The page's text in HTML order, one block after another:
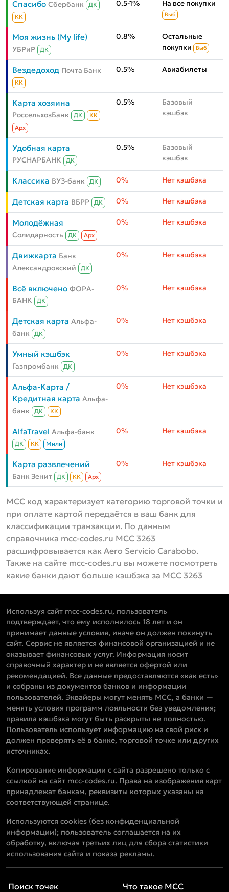
Спасибо Сбербанк
ДК
КК
0.5-1% На все покупки
Выб
Моя жизнь (My life)
УБРиР ДК
0.8%
Остальные
покупки
Выб
Вездедоход Почта Банк
КК
0.5% Авиабилеты
Карта хозяина
РоссельхозБанк ДК
КК
Aрх
0.5%
Базовый
кэшбэк
Удобная карта
РУСНАРБАНК ДК
0.5%
Базовый
кэшбэк
Классика ВУЗ-банк ДК 0% Нет кэшбэка
Детская карта ВБРР ДК 0% Нет кэшбэка
Молодёжная
Солидарность ДК Aрх
0% Нет кэшбэка
Движкарта Банк
Александровский
ДК
0% Нет кэшбэка
Всё включено ФОРА-
БАНК
ДК
0% Нет кэшбэка
Детская карта Альфа-
банк
ДК
0% Нет кэшбэка
Умный кэшбэк
Газпромбанк ДК
0% Нет кэшбэка
Альфа-Карта /
Кредитная карта Альфа-
банк
ДК КК
0% Нет кэшбэка
AlfaTravel Альфа-банк
ДК КК Мили
0% Нет кэшбэка
Карта развлечений
Банк Зенит ДК КК Aрх
0% Нет кэшбэка
MCC код характеризует категорию торговой точки и
при оплате картой передаётся в ваш банк для
классификации транзакции. По данным
справочника mcc-codes.ru MCC 3263
расшифровывается как Aero Servicio Carabobo.
Также на сайте mcc-codes.ru вы можете посмотреть
какие банки дают больше кэшбэка за MCC 3263
Используя сайт mcc-codes.ru, пользователь
подтверждает, что ему исполнилось 18 лет и он
принимает данные условия, иначе он должен покинуть
сайт. Сервис не является финансовой организацией и не
оказывает финансовых услуг. Информация носит
справочный характер и не является офертой или
рекомендацией. Все данные предоставляются «как есть»
и собраны из документов банков и информации
пользователей. Эквайеры могут менять MCC, а банки —
менять условия программ лояльности без уведомления;
правила кэшбэка могут быть раскрыты не полностью.
Пользователь использует информацию на свой риск и
должен проверять её в банке, торговой точке или других
источниках.
Копирование информации с сайта разрешено только с
ссылкой на сайт mcc-codes.ru. Права на изображения карт
принадлежат банкам, реквизиты которых указаны на
соответствующей странице.
Используются cookies (без конфиденциальной
информации); пользователь соглашается на их
обработку, включая третьих лиц для сбора статистики
использования сайта и показа рекламы.
Поиск точек Что такое MCC